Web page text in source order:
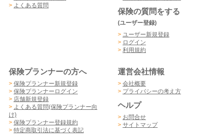
> よくある質問
保険の質問をする
(ユーザー登録)
> ユーザー新規登録
> ログイン
> 利用規約
保険プランナーの方へ
> 保険プランナー新規登録
> 保険プランナーログイン
> 店舗新規登録
> よくある質問(保険プランナー向
け)
> 保険プランナー登録規約
> 特定商取引法に基づく表記
運営会社情報
> 会社概要
> プライバシーの考え方
ヘルプ
> お問合せ
> サイトマップ